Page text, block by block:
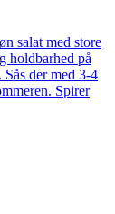
salat med store
holdbarhed på
der med 3-4
Spirer